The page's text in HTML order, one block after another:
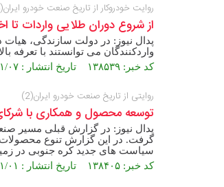
روایت خودروکار از تاریخ صنعت خودرو ایران(8)
از شروع دوران طلایی واردات تا
پدال نیوز: در دولت سازندگی،
واردکنندگان می توانستند با
کد خبر: ۱۳۸۵۳۹ تاریخ انتشار : ۱۴۰۰/۰۱/۰۷
روایتی از تاریخ صنعت خودرو ایران(2)
توسعه محصول و همکاری با
پدال نیوز: در گزارش قبلی مسیر
گرفت. در این گزارش تنوع
سیاست های جدید کره جنوبی در
کد خبر: ۱۳۸۴۰۵ تاریخ انتشار : ۱۴۰۰/۰۱/۰۱